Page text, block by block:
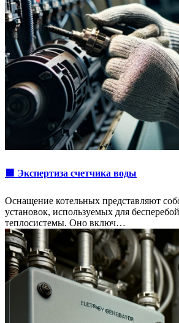
🟩 Экспертиза счетчика воды
Оснащение котельных представляют
установок, используемых для
теплосистемы. Оно включ…